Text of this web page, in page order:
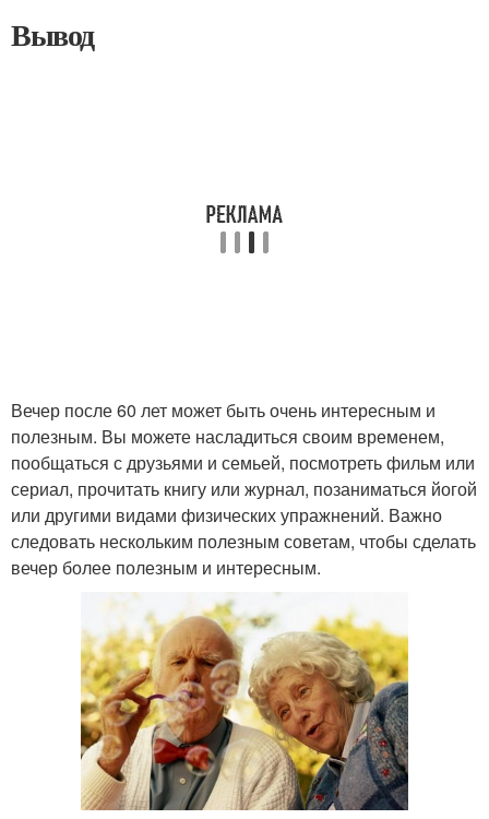
Вывод
Вечер после 60 лет может быть очень интересным и
полезным. Вы можете насладиться своим временем,
пообщаться с друзьями и семьей, посмотреть фильм или
сериал, прочитать книгу или журнал, позаниматься йогой
или другими видами физических упражнений. Важно
следовать нескольким полезным советам, чтобы сделать
вечер более полезным и интересным.